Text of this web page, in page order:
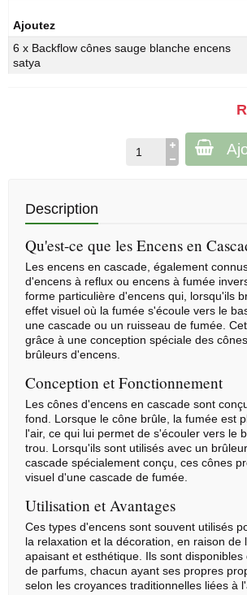
Ajoutez
6 x Backflow cônes sauge blanche encens
satya
Description
Qu'est-ce que les Encens en
Les encens en cascade, également
d'encens à reflux ou encens à fumée
forme particulière d'encens qui, lorsqu'ils
effet visuel où la fumée s'écoule vers le
une cascade ou un ruisseau de fumée.
grâce à une conception spéciale des
brûleurs d'encens.
Conception et Fonctionnement
Les cônes d'encens en cascade sont
fond. Lorsque le cône brûle, la fumée est
l'air, ce qui lui permet de s'écouler vers le
trou. Lorsqu'ils sont utilisés avec un
cascade spécialement conçu, ces cônes
visuel d'une cascade de fumée.
Utilisation et Avantages
Ces types d'encens sont souvent utilisés
la relaxation et la décoration, en raison de
apaisant et esthétique. Ils sont
de parfums, chacun ayant ses propres
selon les croyances traditionnelles liées à